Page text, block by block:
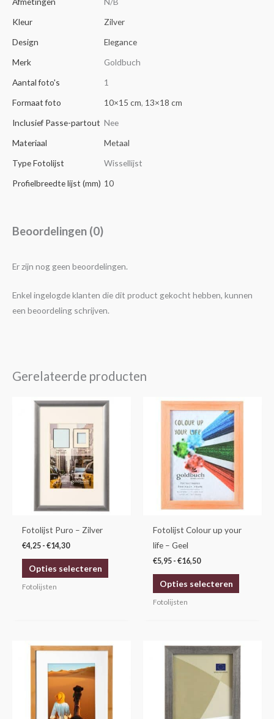
Kleur
Zilver
Design
Elegance
Merk
Goldbuch
Aantal foto's
1
Formaat foto
10×15 cm, 13×18 cm
Inclusief Passe-partout Nee
Materiaal
Metaal
Type Fotolijst
Wissellijst
Profielbreedte lijst (mm) 10
Beoordelingen (0)
Er zijn nog geen beoordelingen.
Enkel ingelogde klanten die dit product gekocht hebben, kunnen
een beoordeling schrijven.
Gerelateerde producten
Fotolijst Puro – Zilver
€4,25 - €14,30
Prijsklasse:
€4,25
€14,30
Opties selecteren
Dit
kan
op
productpagina
Fotolijsten
Fotolijst Colour up your
life – Geel
€5,95 - €16,50
Prijsklasse:
€5,95
tot
€16,50
Opties selecteren
Dit
kan
de
Fotolijsten
Prijsklasse:
€6,95
€19,95
Dit